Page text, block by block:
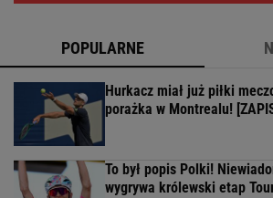
POPULARNE
Hurkacz miał już piłki
porażka w Montrealu!
To był popis Polki!
wygrywa królewski etap